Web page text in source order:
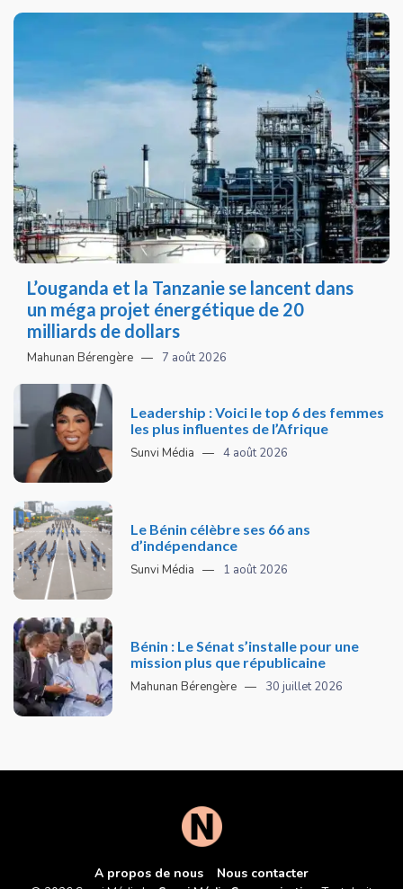
L’ouganda et la Tanzanie se lancent dans
un méga projet énergétique de 20
milliards de dollars
Mahunan Bérengère 7 août 2026
Leadership : Voici le top 6 des femmes
les plus influentes de l’Afrique
Sunvi Média 4 août 2026
Le Bénin célèbre ses 66 ans
d’indépendance
Sunvi Média 1 août 2026
Bénin : Le Sénat s’installe pour une
mission plus que républicaine
Mahunan Bérengère 30 juillet 2026
A propos de nous Nous contacter